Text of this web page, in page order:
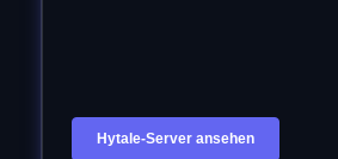
Hytale-Server ansehen